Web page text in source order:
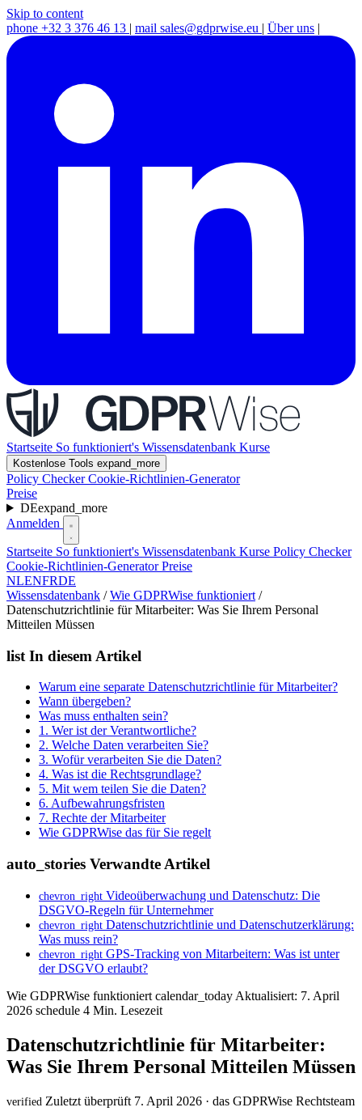
Skip to content
phone +32 3 376 46 13 | mail sales@gdprwise.eu | Über uns |
Startseite So funktioniert's Wissensdatenbank Kurse
Kostenlose Tools expand_more
Policy CheckerCookie-Richtlinien-Generator
Preise
DEexpand_more
Anmelden
Startseite So funktioniert's Wissensdatenbank Kurse Policy Checker
Cookie-Richtlinien-GeneratorPreise
NLENFRDE
Wissensdatenbank / Wie GDPRWise funktioniert /
Datenschutzrichtlinie für Mitarbeiter: Was Sie Ihrem Personal
Mitteilen Müssen
list In diesem Artikel
Warum eine separate Datenschutzrichtlinie für Mitarbeiter?
Wann übergeben?
Was muss enthalten sein?
1. Wer ist der Verantwortliche?
2. Welche Daten verarbeiten Sie?
3. Wofür verarbeiten Sie die Daten?
4. Was ist die Rechtsgrundlage?
5. Mit wem teilen Sie die Daten?
6. Aufbewahrungsfristen
7. Rechte der Mitarbeiter
Wie GDPRWise das für Sie regelt
auto_stories Verwandte Artikel
chevron_right Videoüberwachung und Datenschutz: Die
DSGVO-Regeln für Unternehmer
chevron_right Datenschutzrichtlinie und Datenschutzerklärung:
Was muss rein?
chevron_right GPS-Tracking von Mitarbeitern: Was ist unter
der DSGVO erlaubt?
Wie GDPRWise funktioniert calendar_today Aktualisiert: 7. April
2026 schedule 4 Min. Lesezeit
Datenschutzrichtlinie für Mitarbeiter:
Was Sie Ihrem Personal Mitteilen Müssen
verified Zuletzt überprüft 7. April 2026 · das GDPRWise Rechtsteam